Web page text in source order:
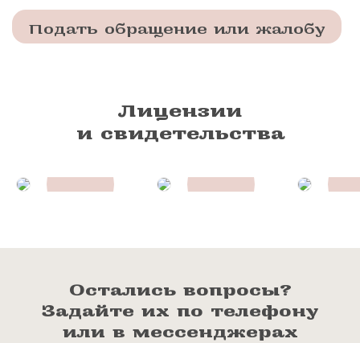
Подать обращение или жалобу
Лицензии
и свидетельства
Остались вопросы?
Задайте их по телефону
или в мессенджерах